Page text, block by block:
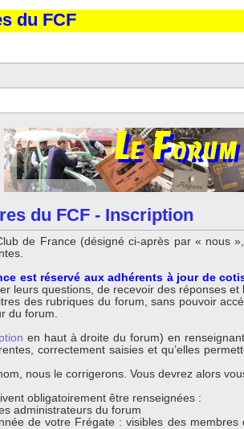
du FCF
du FCF - Inscription
de France (désigné ci-après par «
est réservé aux adhérents à jour de
leurs questions, de recevoir des réponses
des rubriques du forum, sans pouvoir
du forum.
en haut à droite du forum) en
correctement saisies et qu’elles
nous le corrigerons. Vous devrez alors
obligatoirement être renseignées :
administrateurs du forum
de votre Frégate : visibles des